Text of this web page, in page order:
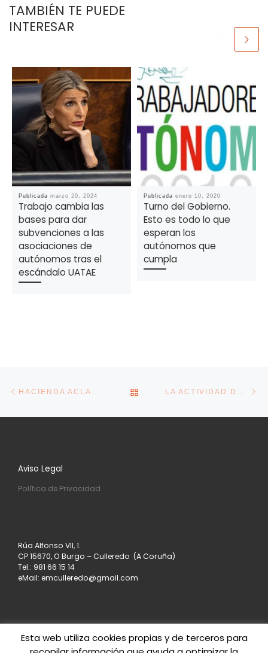
TAMBIÉN TE PUEDE
INTERESAR
Publicada marzo 20, 2024
Trabajo cambia las
bases para dar
subvenciones a las
asociaciones de
autónomos tras el
escándalo UATAE
Publicada enero 10, 2020
Turno del Gobierno.
Esto es todo lo que
esperan los
autónomos que
cumpla
VOLVER A LA LISTA DE
Aviso Legal
Política de Privacidad
Rúa Alfonso VII, 1.
CP 15670, O Burgo – Culleredo (A Coruña)
Tel.: 981 66 15 14
eMail: emculleredo@gmail.com
Esta web utiliza cookies propias y de terceros para